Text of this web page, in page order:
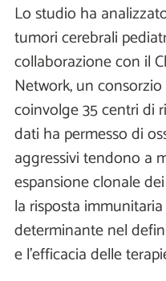
Lo studio ha
tumori cerebrali
collaborazione con il
Network, un
coinvolge 35 centri di
dati ha permesso di
aggressivi tendono a
espansione clonale
la risposta
determinante nel
e l'efficacia delle